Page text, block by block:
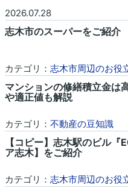
2026.07.28
志木市のスーパーをご紹介
カテゴリ： 志木市周辺のお役
マンションの修繕積立金は
や適正値も解説
カテゴリ： 不動産の豆知識
【コピー】志木駅のビル『
ア志木】をご紹介
カテゴリ： 志木市周辺のお役